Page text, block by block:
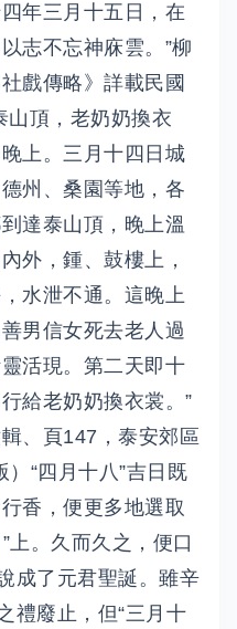
年三月十五日，在
志不忘神庥雲。”柳
戲傳略》詳載民國
山頂，老奶奶換衣
上。三月十四日城
州、桑園等地，各
達泰山頂，晚上溫
外，鍾、鼓樓上，
水泄不通。這晚上
男信女死去老人過
活現。第二天即十
給老奶奶換衣裳。”
、頁147，泰安郊區
“四月十八”吉日既
香，便更多地選取
上。久而久之，便口
成了元君聖誕。雖辛
禮廢止，但“三月十